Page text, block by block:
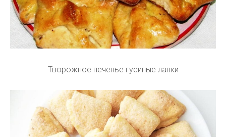
Творожное печенье гусиные лапки